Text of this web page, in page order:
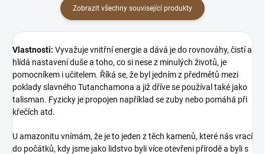
Zobrazit všechny související produkty
Vlastnosti: Vyvažujevnitřní energie a dává je do rovnováhy, čistí a
hlídá nastavení duše a toho, co si nese z minulých životů, je
pomocníkem i učitelem. Říká se, že byl jedním z předmětů mezi
poklady slavného Tutanchamona a již dříve se používal také jako
talisman. Fyzicky je propojen například se zuby nebo pomáhá při
křečích atd.
U amazonitu vnímám, že je to jeden z těch kamenů, které nás vrací
do počátků, kdy jsme jako lidstvo byli více otevřeni přírodě a byli s